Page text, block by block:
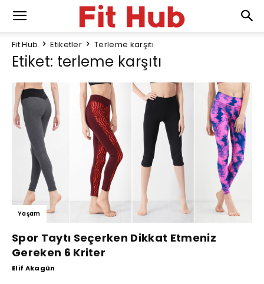
Fit Hub Etiketler Terleme karşıtı
Etiket: terleme karşıtı
Yaşam
Spor Taytı Seçerken Dikkat Etmeniz
Gereken 6 Kriter
Elif Akagün